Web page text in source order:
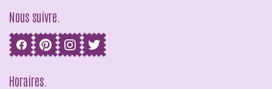
Nous suivre.
Horaires.